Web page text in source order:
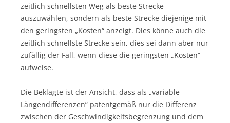
zeitlich schnellsten Weg als beste Strecke
auszuwählen, sondern als beste Strecke diejenige mit
den geringsten „Kosten“ anzeigt. Dies könne auch die
zeitlich schnellste Strecke sein, dies sei dann aber nur
zufällig der Fall, wenn diese die geringsten „Kosten“
aufweise.
Die Beklagte ist der Ansicht, dass als „variable
Längendifferenzen“ patentgemäß nur die Differenz
zwischen der Geschwindigkeitsbegrenzung und dem